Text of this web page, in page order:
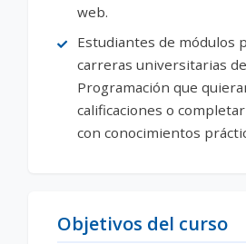
web.
Estudiantes de módulos
carreras universitarias
Programación que
calificaciones o
con conocimientos
Objetivos del curso